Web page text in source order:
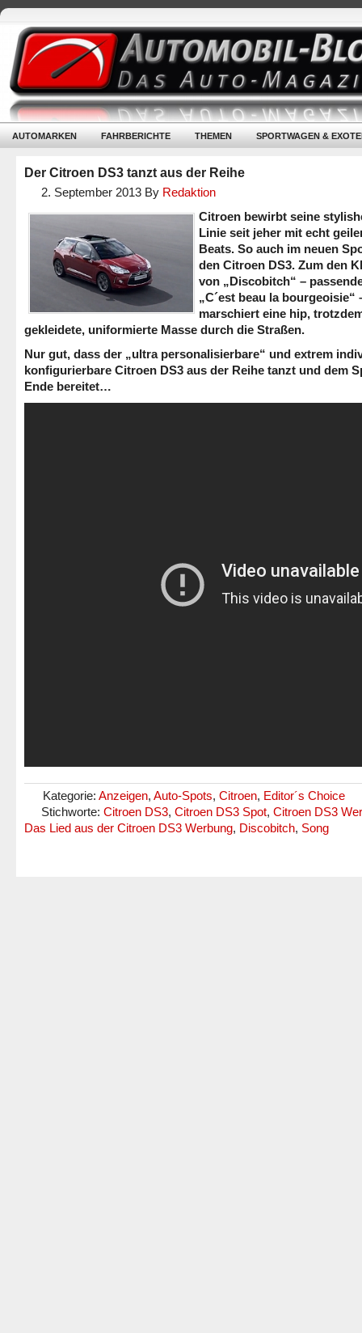
AUTOMARKEN FAHRBERICHTE THEMEN SPORTWAGEN &
Der Citroen DS3 tanzt aus der Reihe
2. September 2013 By Redaktion
Citroen bewirbt seine
Linie seit jeher mit echt
Beats. So auch im neuen
den Citroen DS3. Zum den
von „Discobitch“ –
„C´est beau la bourgeoisie“
marschiert eine hip,
gekleidete, uniformierte Masse durch die Straßen.
Nur gut, dass der „ultra personalisierbare“ und extrem
konfigurierbare Citroen DS3 aus der Reihe tanzt und dem
Ende bereitet…
Kategorie: Anzeigen, Auto-Spots, Citroen, Editor´s Choice
Stichworte: Citroen DS3, Citroen DS3 Spot, Citroen DS3
Das Lied aus der Citroen DS3 Werbung, Discobitch, Song